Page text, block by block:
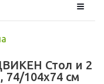
Стол и 2
104x74 см